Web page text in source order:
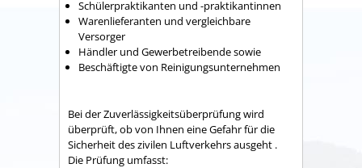
Schülerpraktikanten und -praktikantinnen
Warenlieferanten und vergleichbare
Versorger
Händler und Gewerbetreibende sowie
Beschäftigte von Reinigungsunternehmen
Bei der Zuverlässigkeitsüberprüfung wird
überprüft, ob von Ihnen eine Gefahrfür die
Sicherheit des zivilen Luftverkehrsausgeht .
Die Prüfung umfasst: